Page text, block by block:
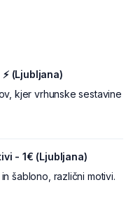
⚡ (Ljubljana)
kjer vrhunske sestavine
- 1€ (Ljubljana)
šablono, različni motivi.